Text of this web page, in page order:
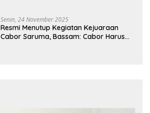
Senin, 24 November 2025
Resmi Menutup Kegiatan Kejuaraan
Cabor Saruma, Bassam: Cabor Harus